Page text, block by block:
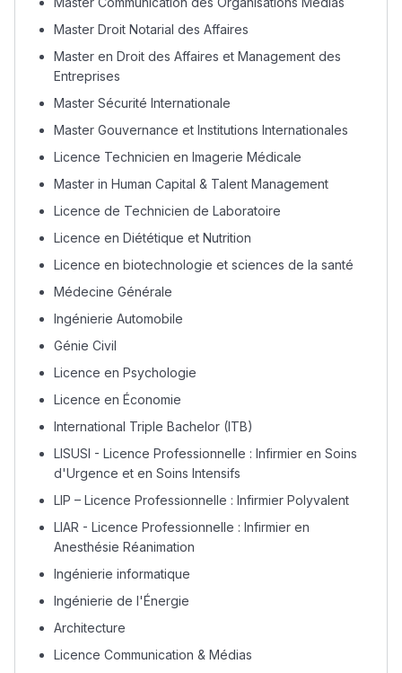
التعليم الثانوي التأهيلي
Collège au Maroc
التعليم الثانوي الإعدادي
+ de 78 Sujets
Interviews/Vidéos
Master Droit Notarial des Affaires
Master en Droit des Affaires et Management des
Entreprises
Master Sécurité Internationale
Master Gouvernance et Institutions Internationales
Licence Technicien en Imagerie Médicale
Master in Human Capital & Talent Management
Licence de Technicien de Laboratoire
Licence en Diététique et Nutrition
Licence en biotechnologie et sciences de la santé
Médecine Générale
Ingénierie Automobile
Génie Civil
Licence en Psychologie
Licence en Économie
International Triple Bachelor (ITB)
LISUSI - Licence Professionnelle : Infirmier en Soins
d'Urgence et en Soins Intensifs
LIP – Licence Professionnelle : Infirmier Polyvalent
LIAR - Licence Professionnelle : Infirmier en
Anesthésie Réanimation
Ingénierie informatique
Ingénierie de l'Énergie
Architecture
Licence Communication & Médias